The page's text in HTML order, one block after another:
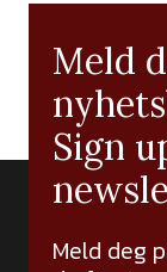
Meld
Sign
Meld deg